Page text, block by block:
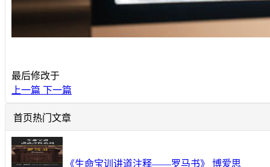
最后修改于
上一篇 下一篇
首页热门文章
《生命宝训讲道注释——罗马书》 博爱思